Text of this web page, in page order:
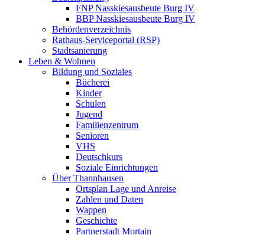
FNP Nasskiesausbeute Burg IV
BBP Nasskiesausbeute Burg IV
Behördenverzeichnis
Rathaus-Serviceportal (RSP)
Stadtsanierung
Leben & Wohnen
Bildung und Soziales
Bücherei
Kinder
Schulen
Jugend
Familienzentrum
Senioren
VHS
Deutschkurs
Soziale Einrichtungen
Über Thannhausen
Ortsplan Lage und Anreise
Zahlen und Daten
Wappen
Geschichte
Partnerstadt Mortain